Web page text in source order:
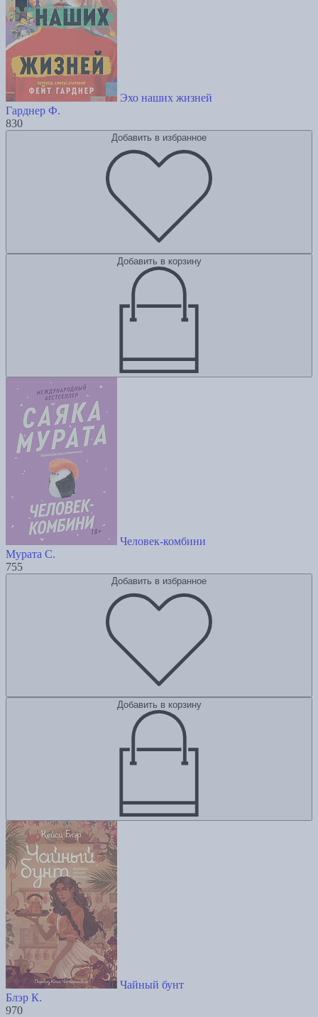
Эхо наших жизней
Гарднер Ф.
830
Добавить в избранное
Добавить в корзину
Человек-комбини
Мурата С.
755
Добавить в избранное
Добавить в корзину
Чайный бунт
Блэр К.
970